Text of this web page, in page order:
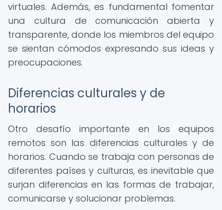
virtuales. Además, es fundamental fomentar
una cultura de comunicación abierta y
transparente, donde los miembros del equipo
se sientan cómodos expresando sus ideas y
preocupaciones.
Diferencias culturales y de
horarios
Otro desafío importante en los equipos
remotos son las diferencias culturales y de
horarios. Cuando se trabaja con personas de
diferentes países y culturas, es inevitable que
surjan diferencias en las formas de trabajar,
comunicarse y solucionar problemas.